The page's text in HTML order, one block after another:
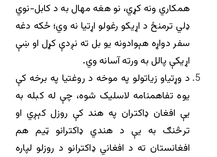
همکاري ونه کړي، نو هغه مهال به د کابل-نوي
ډلي ترمنځ د اړیکو رغولو اړتيا نه وي؛ ځکه دغه
سفر دواړه هېوادونه یو بل ته نږدې کړل او ښې
اړیکې پالل به ورته آسانه وي.
د وړتیاو زیاتولو په موخه د روغتيا په برخه کې
یوه تفاهمنامه لاسلیک شوه، چې له کبله به
یې افغان ډاکتران په هند کې روزل کېږي او
ترڅنګ به یې د هندي ډاکترانو ټیم هم
افغانستان ته د افغاني ډاکترانو د روزلو لپاره